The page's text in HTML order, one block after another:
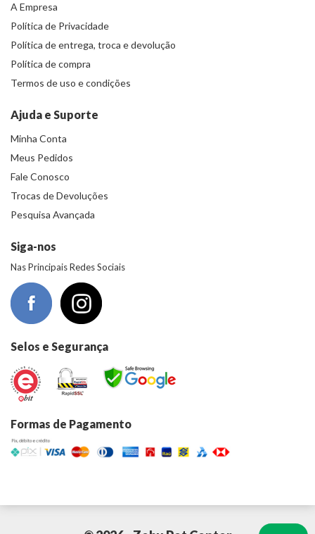
A Empresa
Política de Privacidade
Política de entrega, troca e devolução
Política de compra
Termos de uso e condições
Ajuda e Suporte
Minha Conta
Meus Pedidos
Fale Conosco
Trocas de Devoluções
Pesquisa Avançada
Siga-nos
Nas Principais Redes Sociais
Selos e Segurança
Formas de Pagamento